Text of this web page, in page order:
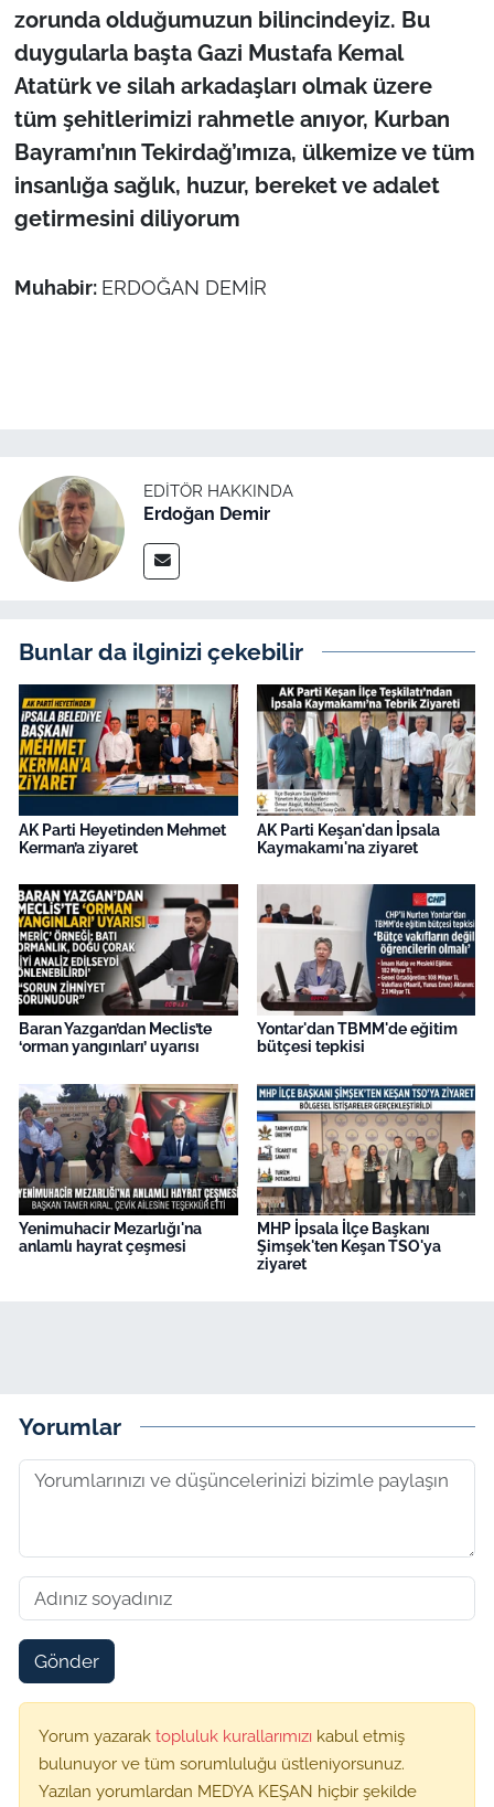
zorunda olduğumuzun bilincindeyiz. Bu
duygularla başta Gazi Mustafa Kemal
Atatürk ve silah arkadaşları olmak üzere
tüm şehitlerimizi rahmetle anıyor, Kurban
Bayramı’nın Tekirdağ’ımıza, ülkemize ve tüm
insanlığa sağlık, huzur, bereket ve adalet
getirmesini diliyorum
Muhabir: ERDOĞAN DEMİR
EDITÖR HAKKINDA
Erdoğan Demir
Bunlar da ilginizi çekebilir
AK Parti Heyetinden Mehmet
Kerman’a ziyaret
AK Parti Keşan'dan İpsala
Kaymakamı'na ziyaret
Baran Yazgan’dan Meclis’te
‘orman yangınları’ uyarısı
Yontar'dan TBMM'de eğitim
bütçesi tepkisi
Yenimuhacir Mezarlığı'na
anlamlı hayrat çeşmesi
MHP İpsala İlçe Başkanı
Şimşek'ten Keşan TSO'ya
ziyaret
Yorumlar
Gönder
Yorum yazarak topluluk kurallarımızı kabul etmiş
bulunuyor ve tüm sorumluluğu üstleniyorsunuz.
Yazılan yorumlardan MEDYA KEŞAN hiçbir şekilde